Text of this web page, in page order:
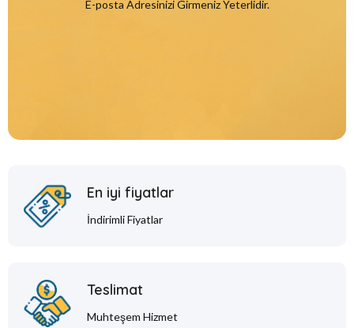
E-posta Adresinizi Girmeniz Yeterlidir.
En iyi fiyatlar
İndirimli Fiyatlar
Teslimat
Muhteşem Hizmet